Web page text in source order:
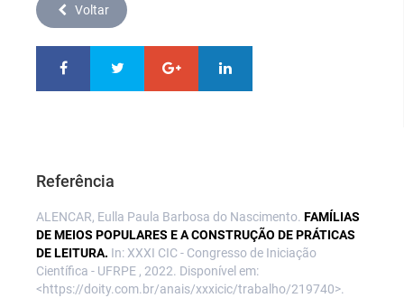
Voltar
Referência
ALENCAR, Eulla Paula Barbosa do Nascimento. FAMÍLIAS
DE MEIOS POPULARES E A CONSTRUÇÃO DE PRÁTICAS
DE LEITURA. In: XXXI CIC - Congresso de Iniciação
Científica - UFRPE , 2022. Disponível em:
<https://doity.com.br/anais/xxxicic/trabalho/219740>.